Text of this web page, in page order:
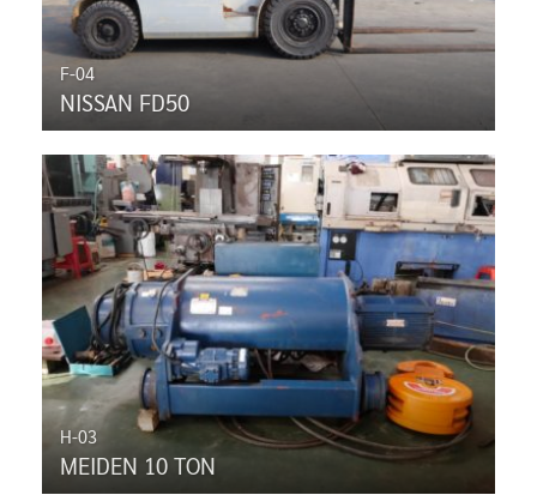
F-04
NISSAN FD50
H-03
MEIDEN 10 TON